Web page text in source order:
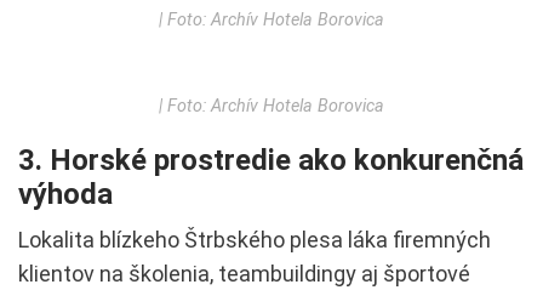
| Foto: Archív Hotela Borovica
| Foto: Archív Hotela Borovica
3. Horské prostredie ako konkurenčná
výhoda
Lokalita blízkeho Štrbského plesa láka firemných
klientov na školenia, teambuildingy aj športové